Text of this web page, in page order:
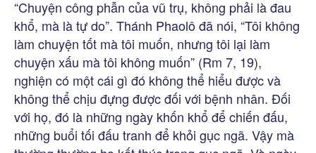
“Chuyện công phẫn của vũ trụ, không phải là đau
khổ, mà là tự do”. Thánh Phaolô đã nói, “Tôi không
làm chuyện tốt mà tôi muốn, nhưng tôi lại làm
chuyện xấu mà tôi không muốn” (Rm 7, 19),
nghiện có một cái gì đó không thể hiểu được và
không thể chịu đựng được đối với bệnh nhân. Đối
với họ, đó là những ngày khốn khổ để chiến đấu,
những buổi tối đấu tranh để khỏi gục ngã. Vậy mà